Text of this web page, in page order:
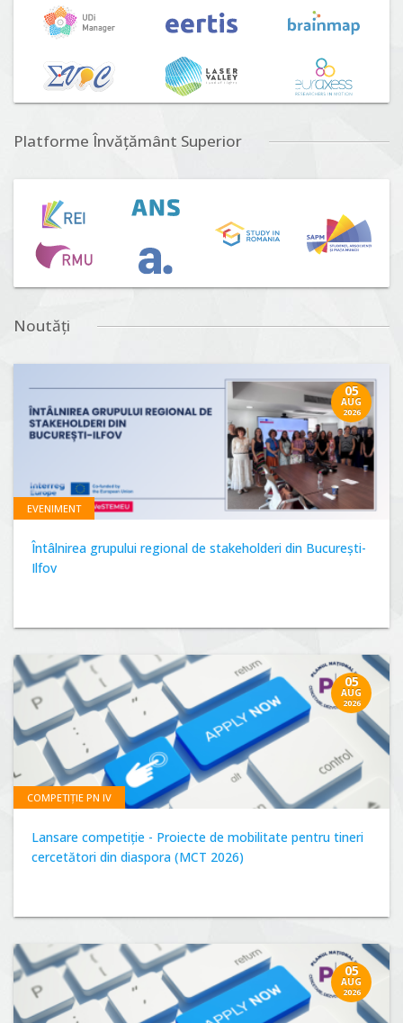
n°5 (DUT-2026)
Lansare:01 Septembrie 2026
Platforme Învățământ Superior
Noutăți
05
AUG
2026
EVENIMENT
Întâlnirea grupului regional de stakeholderi din București-
Ilfov
05
AUG
2026
COMPETIȚIE PN IV
Lansare competiție - Proiecte de mobilitate pentru tineri
cercetători din diaspora (MCT 2026)
05
AUG
2026